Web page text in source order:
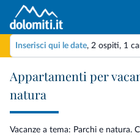
Inserisci qui le date, 2 ospiti, 1
Appartamenti per
natura
Vacanze a tema: Parchi e natura.